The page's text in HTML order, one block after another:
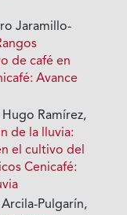
Jaramillo-
de café en
Avance
Ramírez,
de la lluvia:
el cultivo del
Cenicafé:
Pulgarín,